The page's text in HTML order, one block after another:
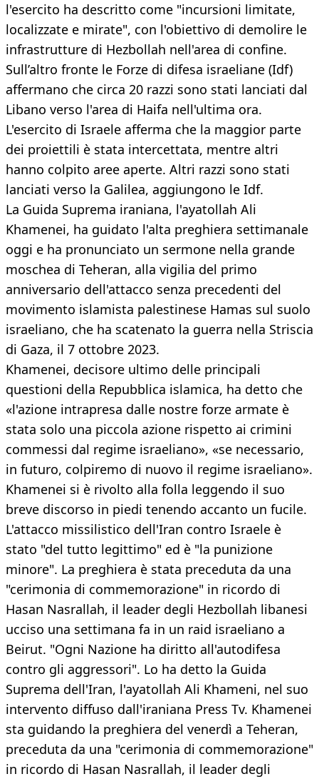
l'esercito ha descritto come "incursioni limitate,
localizzate e mirate", con l'obiettivo di demolire le
infrastrutture di Hezbollah nell'area di confine.
Sull’altro fronte le Forze di difesa israeliane (Idf)
affermano che circa 20 razzi sono stati lanciati dal
Libano verso l'area di Haifa nell'ultima ora.
L'esercito di Israele afferma che la maggior parte
dei proiettili è stata intercettata, mentre altri
hanno colpito aree aperte. Altri razzi sono stati
lanciati verso la Galilea, aggiungono le Idf.
La Guida Suprema iraniana, l'ayatollah Ali
Khamenei, ha guidato l'alta preghiera settimanale
oggi e ha pronunciato un sermone nella grande
moschea di Teheran, alla vigilia del primo
anniversario dell'attacco senza precedenti del
movimento islamista palestinese Hamas sul suolo
israeliano, che ha scatenato la guerra nella Striscia
di Gaza, il 7 ottobre 2023.
Khamenei, decisore ultimo delle principali
questioni della Repubblica islamica, ha detto che
«l'azione intrapresa dalle nostre forze armate è
stata solo una piccola azione rispetto ai crimini
commessi dal regime israeliano», «se necessario,
in futuro, colpiremo di nuovo il regime israeliano».
Khamenei si è rivolto alla folla leggendo il suo
breve discorso in piedi tenendo accanto un fucile.
L'attacco missilistico dell'Iran contro Israele è
stato "del tutto legittimo" ed è "la punizione
minore". La preghiera è stata preceduta da una
"cerimonia di commemorazione" in ricordo di
Hasan Nasrallah, il leader degli Hezbollah libanesi
ucciso una settimana fa in un raid israeliano a
Beirut. "Ogni Nazione ha diritto all'autodifesa
contro gli aggressori". Lo ha detto la Guida
Suprema dell'Iran, l'ayatollah Ali Khameni, nel suo
intervento diffuso dall'iraniana Press Tv. Khamenei
sta guidando la preghiera del venerdì a Teheran,
preceduta da una "cerimonia di commemorazione"
in ricordo di Hasan Nasrallah, il leader degli